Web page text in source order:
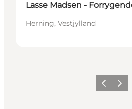
Lasse Madsen -
Herning, Vestjylland
Forrige